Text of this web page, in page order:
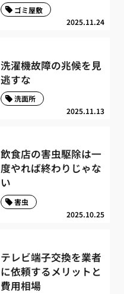
2025.11.24
ゴミ屋敷
洗濯機故障の兆候を見
逃すな
2025.11.13
洗面所
飲食店の害虫駆除は一
度やれば終わりじゃな
い
2025.10.25
害虫
テレビ端子交換を業者
に依頼するメリットと
費用相場